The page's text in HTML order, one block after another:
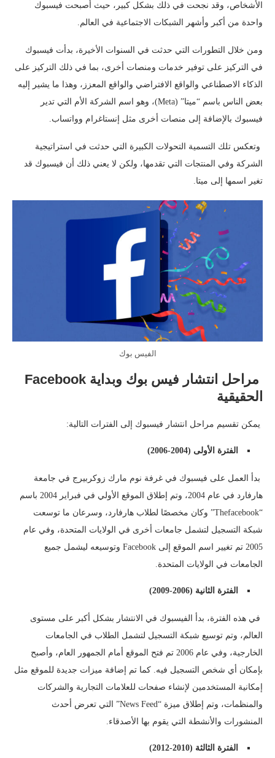
الأشخاص، وقد نجحت في ذلك بشكل كبير، حيث أصبحت فيسبوك
واحدة من أكبر وأشهر الشبكات الاجتماعية في العالم.
ومن خلال التطورات التي حدثت في السنوات الأخيرة، بدأت فيسبوك
في التركيز على توفير خدمات ومنصات أخرى، بما في ذلك التركيز على
الذكاء الاصطناعي والواقع الافتراضي والواقع المعزز، وهذا ما يشير إليه
بعض الناس باسم “ميتا” (Meta)، وهو اسم الشركة الأم التي تدير
فيسبوك بالإضافة إلى منصات أخرى مثل إنستاغرام وواتساب.
وتعكس تلك التسمية التحولات الكبيرة التي حدثت في استراتيجية
الشركة وفي المنتجات التي تقدمها، ولكن لا يعني ذلك أن فيسبوك قد
تغير اسمها إلى ميتا.
الفيس بوك
مراحل انتشار فيس بوك وبداية Facebook
الحقيقية
يمكن تقسيم مراحل انتشار فيسبوك إلى الفترات التالية:
الفترة الأولى (2004-2006)
بدأ العمل على فيسبوك في غرفة نوم مارك زوكربيرج في جامعة
هارفارد في عام 2004، وتم إطلاق الموقع الأولي في فبراير 2004 باسم
“Thefacebook” وكان مخصصًا لطلاب هارفارد، وسرعان ما توسعت
شبكة التسجيل لتشمل جامعات أخرى في الولايات المتحدة، وفي عام
2005 تم تغيير اسم الموقع إلى Facebook وتوسيعه ليشمل جميع
الجامعات في الولايات المتحدة.
الفترة الثانية (2006-2009)
في هذه الفترة، بدأ الفيسبوك في الانتشار بشكل أكبر على مستوى
العالم، وتم توسيع شبكة التسجيل لتشمل الطلاب في الجامعات
الخارجية، وفي عام 2006 تم فتح الموقع أمام الجمهور العام، وأصبح
بإمكان أي شخص التسجيل فيه. كما تم إضافة ميزات جديدة للموقع مثل
إمكانية المستخدمين لإنشاء صفحات للعلامات التجارية والشركات
والمنظمات، وتم إطلاق ميزة “News Feed” التي تعرض أحدث
المنشورات والأنشطة التي يقوم بها الأصدقاء.
الفترة الثالثة (2010-2012)